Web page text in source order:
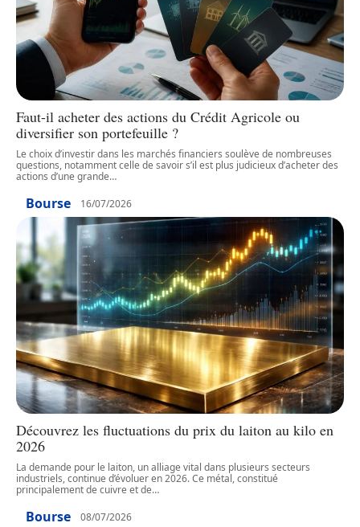
Faut-il acheter des actions du Crédit Agricole ou
diversifier son portefeuille ?
Le choix d’investir dans les marchés financiers soulève de nombreuses
questions, notamment celle de savoir s’il est plus judicieux d’acheter des
actions d’une grande…
Bourse 16/07/2026
Découvrez les fluctuations du prix du laiton au kilo en
2026
La demande pour le laiton, un alliage vital dans plusieurs secteurs
industriels, continue d’évoluer en 2026. Ce métal, constitué
principalement de cuivre et de…
Bourse 08/07/2026